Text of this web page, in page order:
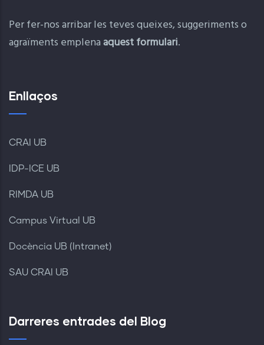
Per fer-nos arribar les teves queixes, suggeriments o
agraïments emplenaaquest formulari.
Enllaços
CRAI UB
IDP-ICE UB
RIMDA UB
Campus Virtual UB
Docència UB (Intranet)
SAU CRAI UB
Darreres entrades del Blog